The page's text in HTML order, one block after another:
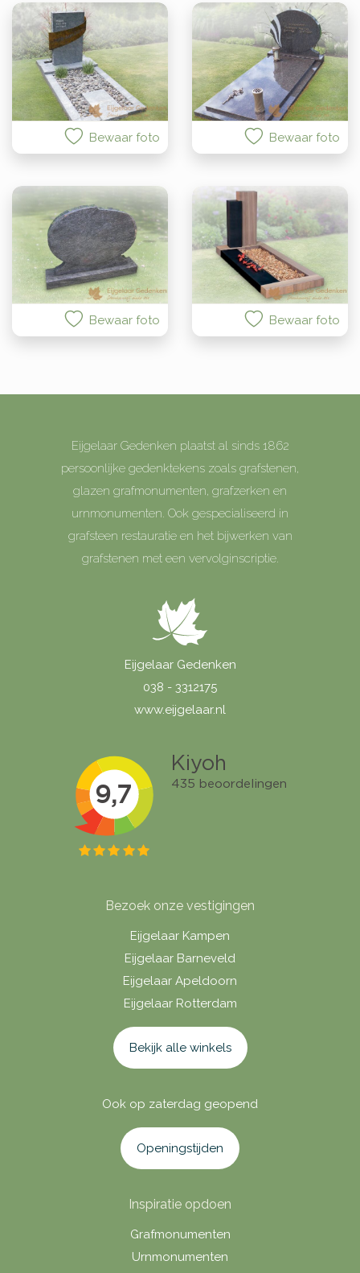
Bewaar foto Bewaar foto
Bewaar foto Bewaar foto
Eijgelaar Gedenken plaatst al sinds 1862
persoonlijke gedenktekens zoals grafstenen,
glazen grafmonumenten, grafzerken en
urnmonumenten. Ook gespecialiseerd in
grafsteen restauratie en het bijwerken van
grafstenen met een vervolginscriptie.
Eijgelaar Gedenken
038 - 3312175
www.eijgelaar.nl
Bezoek onze vestigingen
Eijgelaar Kampen
Eijgelaar Barneveld
Eijgelaar Apeldoorn
Eijgelaar Rotterdam
Bekijk alle winkels
Ook op zaterdag geopend
Openingstijden
Inspiratie opdoen
Grafmonumenten
Urnmonumenten